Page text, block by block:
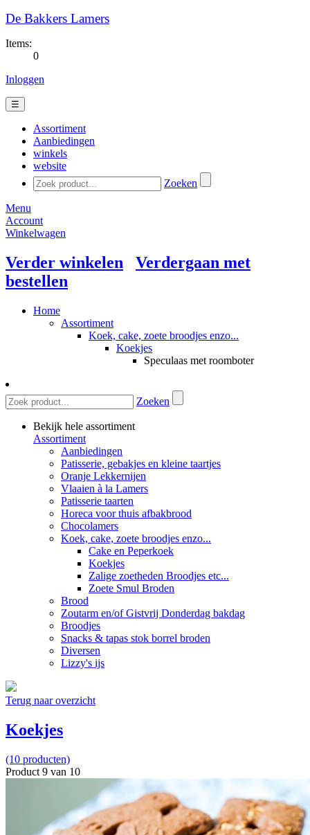
De Bakkers Lamers
Items:
0
Inloggen
☰
Assortiment
Aanbiedingen
winkels
website
Zoeken
Menu
Account
Winkelwagen
Verder winkelen
Verdergaan met
bestellen
Home
Assortiment
Koek, cake, zoete broodjes enzo...
Koekjes
Speculaas met roomboter
Zoeken
Bekijk hele assortiment
Assortiment
Aanbiedingen
Patisserie, gebakjes en kleine taartjes
Oranje Lekkernijen
Vlaaien à la Lamers
Patisserie taarten
Horeca voor thuis afbakbrood
Chocolamers
Koek, cake, zoete broodjes enzo...
Cake en Peperkoek
Koekjes
Zalige zoetheden Broodjes etc...
Zoete Smul Broden
Brood
Zoutarm en/of Gistvrij Donderdag bakdag
Broodjes
Snacks & tapas stok borrel broden
Diversen
Lizzy's ijs
Terug naar overzicht
Koekjes
(10 producten)
Product 9 van 10